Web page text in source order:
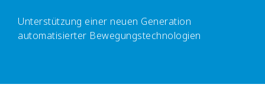
Unterstützung einer neuen Generation
automatisierter Bewegungstechnologien